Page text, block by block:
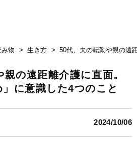
み物 生き方 50代、夫の転勤や親の遠
の遠距離介護に直面。
」に意識した4つのこと
2024/10/06